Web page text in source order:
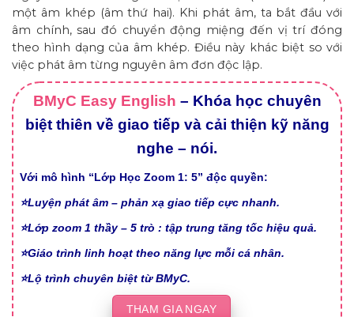
một âm khép (âm thứ hai). Khi phát âm, ta bắt đầu với
âm chính, sau đó chuyển động miệng đến vị trí đóng
theo hình dạng của âm khép. Điều này khác biệt so với
việc phát âm từng nguyên âm đơn độc lập.
BMyC Easy English – Khóa học chuyên
biệt thiên về giao tiếp và cải thiện kỹ năng
nghe – nói.
Với mô hình “Lớp Học Zoom 1: 5” độc quyền:
⭐Luyện phát âm – phản xạ giao tiếp cực nhanh.
⭐Lớp zoom 1 thầy – 5 trò : tập trung tăng tốc hiệu quả.
⭐Giáo trình linh hoạt theo năng lực mỗi cá nhân.
⭐Lộ trình chuyên biệt từ BMyC.
THAM GIA NGAY